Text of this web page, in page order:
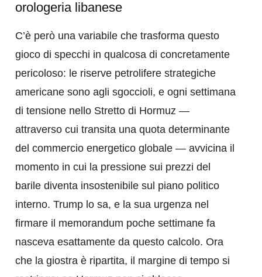
orologeria libanese
C’è però una variabile che trasforma questo
gioco di specchi in qualcosa di concretamente
pericoloso: le riserve petrolifere strategiche
americane sono agli sgoccioli, e ogni settimana
di tensione nello Stretto di Hormuz —
attraverso cui transita una quota determinante
del commercio energetico globale — avvicina il
momento in cui la pressione sui prezzi del
barile diventa insostenibile sul piano politico
interno. Trump lo sa, e la sua urgenza nel
firmare il memorandum poche settimane fa
nasceva esattamente da questo calcolo. Ora
che la giostra è ripartita, il margine di tempo si